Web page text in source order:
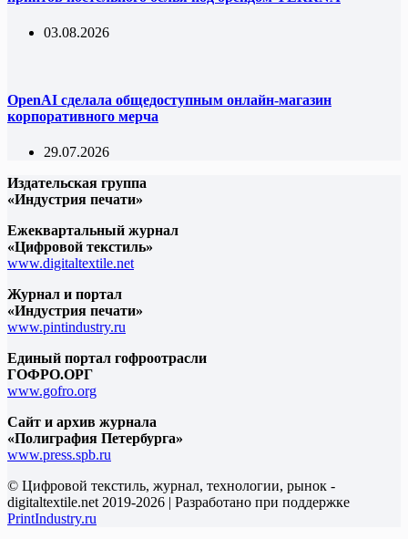
03.08.2026
OpenAI сделала общедоступным онлайн-магазин
корпоративного мерча
29.07.2026
Издательская группа
«Индустрия печати»
Ежеквартальный журнал
«Цифровой текстиль»
www.digitaltextile.net
Журнал и портал
«Индустрия печати»
www.pintindustry.ru
Единый портал гофроотрасли
ГОФРО.ОРГ
www.gofro.org
Сайт и архив журнала
«Полиграфия Петербурга»
www.press.spb.ru
© Цифровой текстиль, журнал, технологии, рынок -
digitaltextile.net 2019-2026 | Разработано при поддержке
PrintIndustry.ru